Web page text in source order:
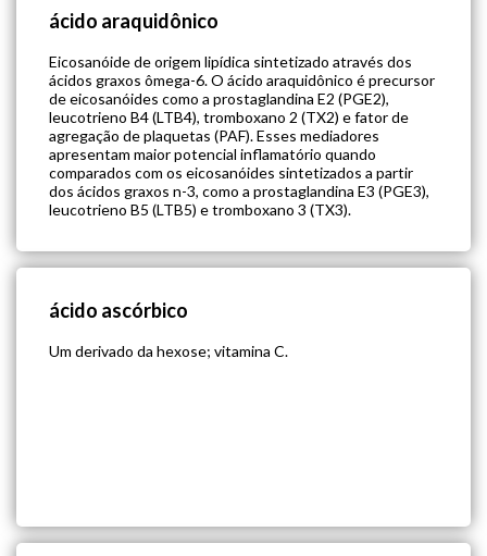
ácido araquidônico
Eicosanóide de origem lipídica sintetizado através dos
ácidos graxos ômega-6. O ácido araquidônico é precursor
de eicosanóides como a prostaglandina E2 (PGE2),
leucotrieno B4 (LTB4), tromboxano 2 (TX2) e fator de
agregação de plaquetas (PAF). Esses mediadores
apresentam maior potencial inflamatório quando
comparados com os eicosanóides sintetizados a partir
dos ácidos graxos n-3, como a prostaglandina E3 (PGE3),
leucotrieno B5 (LTB5) e tromboxano 3 (TX3).
ácido ascórbico
Um derivado da hexose; vitamina C.